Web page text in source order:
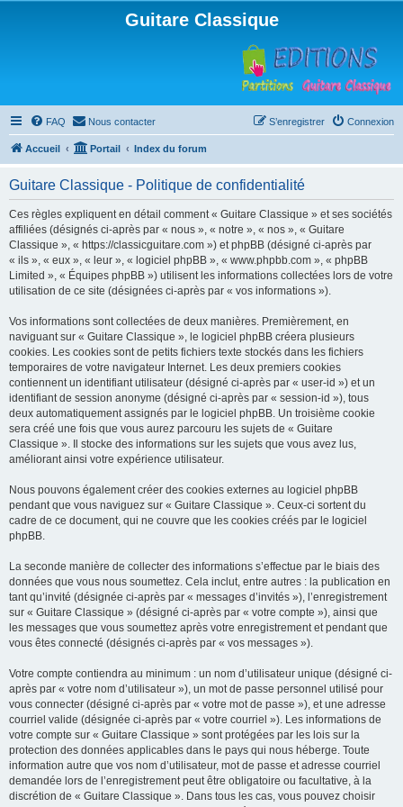
Guitare Classique
FAQ Nous contacter Connexion
S’enregistrer
Accueil Portail Index du forum
Guitare Classique - Politique de confidentialité
Ces règles expliquent en détail comment « Guitare Classique » et ses sociétés
affiliées (désignés ci-après par « nous », « notre », « nos », « Guitare
Classique », « https://classicguitare.com ») et phpBB (désigné ci-après par
« ils », « eux », « leur », « logiciel phpBB », « www.phpbb.com », « phpBB
Limited », « Équipes phpBB ») utilisent les informations collectées lors de votre
utilisation de ce site (désignées ci-après par « vos informations »).
Vos informations sont collectées de deux manières. Premièrement, en
naviguant sur « Guitare Classique », le logiciel phpBB créera plusieurs
cookies. Les cookies sont de petits fichiers texte stockés dans les fichiers
temporaires de votre navigateur Internet. Les deux premiers cookies
contiennent un identifiant utilisateur (désigné ci-après par « user-id ») et un
identifiant de session anonyme (désigné ci-après par « session-id »), tous
deux automatiquement assignés par le logiciel phpBB. Un troisième cookie
sera créé une fois que vous aurez parcouru les sujets de « Guitare
Classique ». Il stocke des informations sur les sujets que vous avez lus,
améliorant ainsi votre expérience utilisateur.
Nous pouvons également créer des cookies externes au logiciel phpBB
pendant que vous naviguez sur « Guitare Classique ». Ceux-ci sortent du
cadre de ce document, qui ne couvre que les cookies créés par le logiciel
phpBB.
La seconde manière de collecter des informations s’effectue par le biais des
données que vous nous soumettez. Cela inclut, entre autres : la publication en
tant qu’invité (désignée ci-après par « messages d’invités »), l’enregistrement
sur « Guitare Classique » (désigné ci-après par « votre compte »), ainsi que
les messages que vous soumettez après votre enregistrement et pendant que
vous êtes connecté (désignés ci-après par « vos messages »).
Votre compte contiendra au minimum : un nom d’utilisateur unique (désigné ci-
après par « votre nom d’utilisateur »), un mot de passe personnel utilisé pour
vous connecter (désigné ci-après par « votre mot de passe »), et une adresse
courriel valide (désignée ci-après par « votre courriel »). Les informations de
votre compte sur « Guitare Classique » sont protégées par les lois sur la
protection des données applicables dans le pays qui nous héberge. Toute
information autre que vos nom d’utilisateur, mot de passe et adresse courriel
demandée lors de l’enregistrement peut être obligatoire ou facultative, à la
discrétion de « Guitare Classique ». Dans tous les cas, vous pouvez choisir